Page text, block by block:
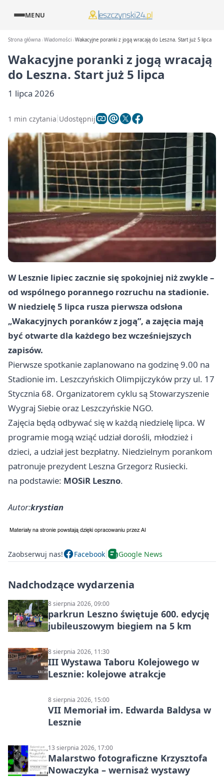
MENU
Strona główna Wiadomości Wakacyjne poranki z jogą wracają do Leszna. Start już 5 lipca
Wakacyjne poranki z jogą wracają
do Leszna. Start już 5 lipca
1 lipca 2026
1 min czytania Udostępnij
W Lesznie lipiec zacznie się spokojniej niż zwykle –
od wspólnego porannego rozruchu na stadionie.
W niedzielę 5 lipca rusza pierwsza odsłona
„Wakacyjnych poranków z jogą”, a zajęcia mają
być otwarte dla każdego bez wcześniejszych
zapisów.
Pierwsze spotkanie zaplanowano na godzinę 9.00 na
Stadionie im. Leszczyńskich Olimpijczyków przy ul. 17
Stycznia 68. Organizatorem cyklu są Stowarzyszenie
Wygraj Siebie oraz Leszczyńskie NGO.
Zajęcia będą odbywać się w każdą niedzielę lipca. W
programie mogą wziąć udział dorośli, młodzież i
dzieci, a udział jest bezpłatny. Niedzielnym porankom
patronuje prezydent Leszna Grzegorz Rusiecki.
na podstawie: MOSiR Leszno.
Autor:krystian
Zaobserwuj nas! Facebook Google News
Nadchodzące wydarzenia
8 sierpnia 2026, 09:00
parkrun Leszno świętuje 600. edycję
jubileuszowym biegiem na 5 km
8 sierpnia 2026, 11:30
III Wystawa Taboru Kolejowego w
Lesznie: kolejowe atrakcje
8 sierpnia 2026, 15:00
VII Memoriał im. Edwarda Baldysa w
Lesznie
13 sierpnia 2026, 17:00
Malarstwo fotograficzne Krzysztofa
Nowaczyka – wernisaż wystawy